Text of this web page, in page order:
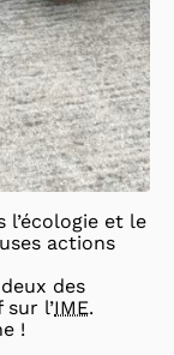
l’écologie et le
actions
des
l’IME.
!